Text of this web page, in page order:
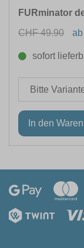
FURminator
CHF 49.90
sofort